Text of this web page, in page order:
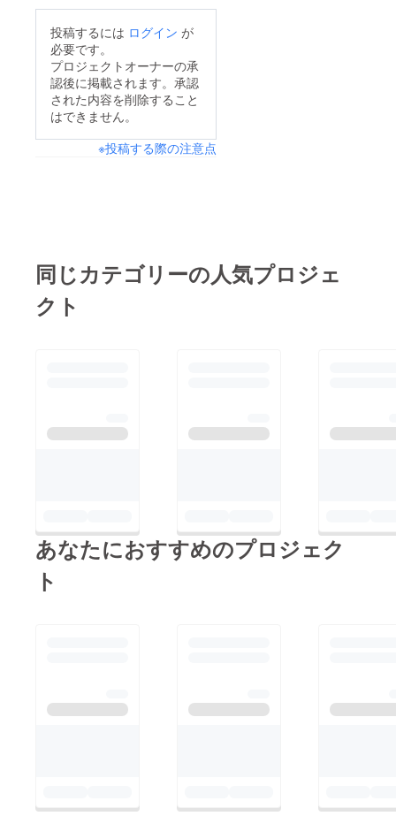
しているということも
ありますのでここで支
援してくださった方の
想いの分を塾生に還元
したいと思います！
【パトロン様の数だ
け、生徒の入塾料を無
（土）に宣言しまし
投稿するには ログイン が
必要です。
プロジェクトオーナーの承
認後に掲載されます。承認
された内容を削除すること
はできません。
※投稿する際の注意点
同じカテゴリーの人気プロジェ
クト
あなたにおすすめのプロジェク
ト